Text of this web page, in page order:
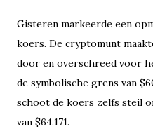
Gisteren markeerde een
koers. De cryptomunt
door en overschreed voor
de symbolische grens van
schoot de koers zelfs steil
van $64.171.